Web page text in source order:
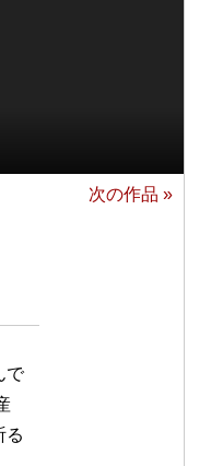
次の作品 »
で
る